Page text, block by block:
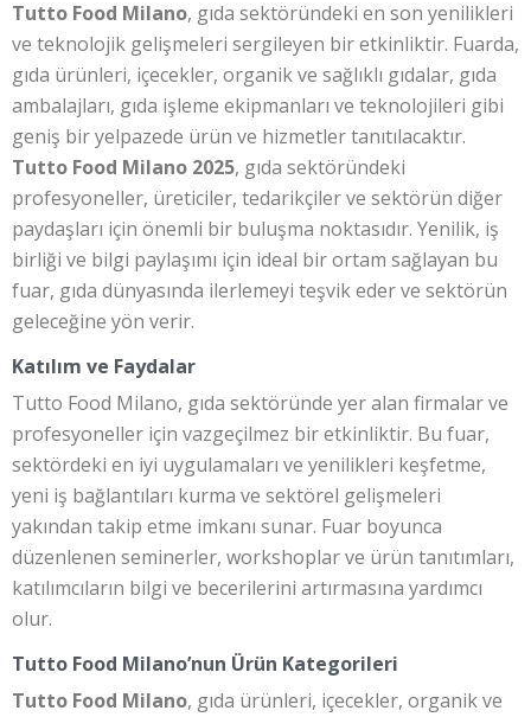
Tutto Food Milano, gıda sektöründeki en son yenilikleri
ve teknolojik gelişmeleri sergileyen bir etkinliktir. Fuarda,
gıda ürünleri, içecekler, organik ve sağlıklı gıdalar, gıda
ambalajları, gıda işleme ekipmanları ve teknolojileri gibi
geniş bir yelpazede ürün ve hizmetler tanıtılacaktır.
Tutto Food Milano 2025, gıda sektöründeki
profesyoneller, üreticiler, tedarikçiler ve sektörün diğer
paydaşları için önemli bir buluşma noktasıdır. Yenilik, iş
birliği ve bilgi paylaşımı için ideal bir ortam sağlayan bu
fuar, gıda dünyasında ilerlemeyi teşvik eder ve sektörün
geleceğine yön verir.
Katılım ve Faydalar
Tutto Food Milano, gıda sektöründe yer alan firmalar ve
profesyoneller için vazgeçilmez bir etkinliktir. Bu fuar,
sektördeki en iyi uygulamaları ve yenilikleri keşfetme,
yeni iş bağlantıları kurma ve sektörel gelişmeleri
yakından takip etme imkanı sunar. Fuar boyunca
düzenlenen seminerler, workshoplar ve ürün tanıtımları,
katılımcıların bilgi ve becerilerini artırmasına yardımcı
olur.
Tutto Food Milano’nun Ürün Kategorileri
Tutto Food Milano, gıda ürünleri, içecekler, organik ve